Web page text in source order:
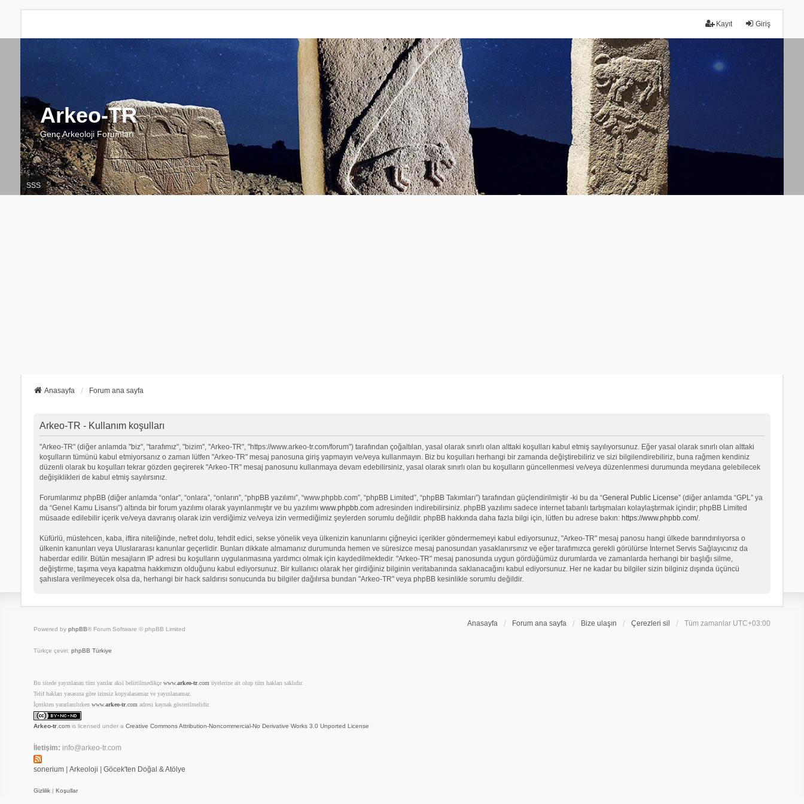
Giriş
Kayıt
Arkeo-TR
Genç Arkeoloji Forumları
SSS
Anasayfa Forum ana sayfa
Arkeo-TR - Kullanım koşulları
"Arkeo-TR" (diğer anlamda "biz", "tarafımız", "bizim", "Arkeo-TR", "https://www.arkeo-tr.com/forum") tarafından çoğaltılan, yasal olarak sınırlı olan alttaki koşulları kabul etmiş sayılıyorsunuz. Eğer yasal olarak sınırlı olan alttaki
koşulların tümünü kabul etmiyorsanız o zaman lütfen "Arkeo-TR" mesaj panosuna giriş yapmayın ve/veya kullanmayın. Biz bu koşulları herhangi bir zamanda değiştirebiliriz ve sizi bilgilendirebiliriz, buna rağmen kendiniz
düzenli olarak bu koşulları tekrar gözden geçirerek "Arkeo-TR" mesaj panosunu kullanmaya devam edebilirsiniz, yasal olarak sınırlı olan bu koşulların güncellenmesi ve/veya düzenlenmesi durumunda meydana gelebilecek
değişiklikleri de kabul etmiş sayılırsınız.
Forumlarımız phpBB (diğer anlamda “onlar”, “onlara”, “onların”, “phpBB yazılımı”, “www.phpbb.com”, “phpBB Limited”, “phpBB Takımları”) tarafından güçlendirilmiştir -ki bu da “General Public License” (diğer anlamda “GPL” ya
da “Genel Kamu Lisansı”) altında bir forum yazılımı olarak yayınlanmıştır ve bu yazılımı www.phpbb.comadresinden indirebilirsiniz. phpBB yazılımı sadece internet tabanlı tartışmaları kolaylaştırmak içindir; phpBB Limited
müsaade edilebilir içerik ve/veya davranış olarak izin verdiğimiz ve/veya izin vermediğimiz şeylerden sorumlu değildir. phpBB hakkında daha fazla bilgi için, lütfen bu adrese bakın: https://www.phpbb.com/.
Küfürlü, müstehcen, kaba, iftira niteliğinde, nefret dolu, tehdit edici, sekse yönelik veya ülkenizin kanunlarını çiğneyici içerikler göndermemeyi kabul ediyorsunuz, "Arkeo-TR" mesaj panosu hangi ülkede barındırılıyorsa o
ülkenin kanunları veya Uluslararası kanunlar geçerlidir. Bunları dikkate almamanız durumunda hemen ve süresizce mesaj panosundan yasaklanırsınız ve eğer tarafımızca gerekli görülürse İnternet Servis Sağlayıcınız da
haberdar edilir. Bütün mesajların IP adresi bu koşulların uygulanmasına yardımcı olmak için kaydedilmektedir. "Arkeo-TR" mesaj panosunda uygun gördüğümüz durumlarda ve zamanlarda herhangi bir başlığı silme,
değiştirme, taşıma veya kapatma hakkımızın olduğunu kabul ediyorsunuz. Bir kullanıcı olarak her girdiğiniz bilginin veritabanında saklanacağını kabul ediyorsunuz. Her ne kadar bu bilgiler sizin bilginiz dışında üçüncü
şahıslara verilmeyecek olsa da, herhangi bir hack saldırısı sonucunda bu bilgiler dağılırsa bundan "Arkeo-TR" veya phpBB kesinlikle sorumlu değildir.
Anasayfa Forum ana sayfa Bize ulaşın Çerezleri sil Tüm zamanlar UTC+03:00
Powered by phpBB® Forum Software © phpBB Limited
Türkçe çeviri: phpBB Türkiye
Bu sitede yayınlanan tüm yazılar aksi belirtilmedikçe www.arkeo-tr.com üyelerine ait olup tüm hakları saklıdır.
Telif hakları yasasına göre izinsiz kopyalanamaz ve yayınlanamaz.
İçerikten yararlanılırken www.arkeo-tr.com adresi kaynak gösterilmelidir.
Arkeo-tr.comis licensed under a Creative Commons Attribution-Noncommercial-No Derivative Works 3.0 Unported License
İletişim: info@arkeo-tr.com
sonerium Arkeoloji Göcek'ten Doğal & Atölye
Gizlilik| Koşullar